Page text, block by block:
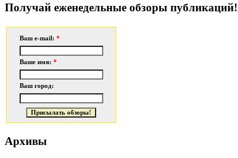
Получай еженедельные обзоры публикаций!
Ваш e-mail: *
Ваше имя: *
Ваш город:
Архивы